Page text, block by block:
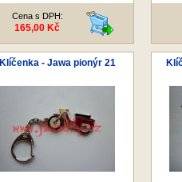
Cena s DPH:
165,00 Kč
Klíčenka - Jawa pionýr 21